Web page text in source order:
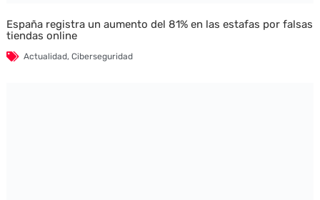
España registra un aumento del 81% en las estafas por falsas
tiendas online
Actualidad, Ciberseguridad